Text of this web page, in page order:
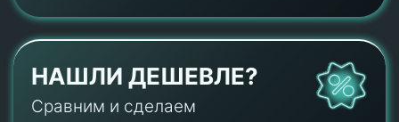
НАШЛИ ДЕШЕВЛЕ?
Сравним и сделаем